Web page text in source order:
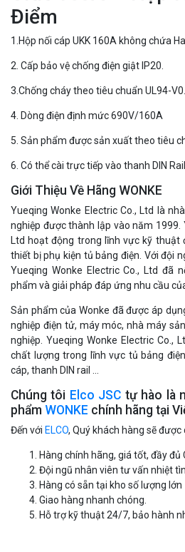
Điểm
1.Hộp nối cáp UKK 160A không chứa
2. Cấp bảo vệ chống điện giật IP20.
3.Chống cháy theo tiêu chuẩn UL94-V0.
4. Dòng điện định mức 690V/160A
5. Sản phẩm được sản xuất theo tiêu
6. Có thể cài trực tiếp vào thanh DIN Rail.
Giới Thiệu Về Hãng WONKE
Yueqing Wonke Electric Co., Ltd là
nghiệp được thành lập vào năm 1999.
Ltd hoạt động trong lĩnh vực kỹ thuật
thiết bị phụ kiện tủ bảng điện. Với đội
Yueqing Wonke Electric Co., Ltd đã
phẩm và giải pháp đáp ứng nhu cầu
Sản phẩm của Wonke đã được áp
nghiệp điện tử, máy móc, nhà máy
nghiệp. Yueqing Wonke Electric Co.,
chất lượng trong lĩnh vực tủ bảng
cáp, thanh DIN rail …
Chúng tôi Elco JSC tự hào là
phẩm WONKE chính hãng tại
Đến với ELCO, Quý khách hàng sẽ
Hàng chính hãng, giá tốt, đầy đủ
Đội ngũ nhân viên tư vấn nhiệt
Hàng có sẵn tại kho số lượng lớn
Giao hàng nhanh chóng.
Hỗ trợ kỹ thuật 24/7, bảo hành